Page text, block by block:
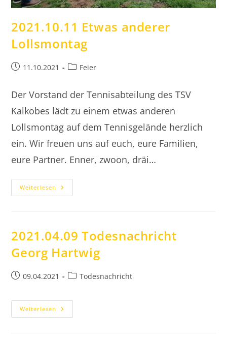
2021.10.11 Etwas anderer
Lollsmontag
Beitrag11.10.2021
Beitrags-
Feier
Der Vorstand der Tennisabteilung des TSV
Kalkobes lädt zu einem etwas anderen
Lollsmontag auf dem Tennisgelände herzlich
ein. Wir freuen uns auf euch, eure Familien,
eure Partner. Enner, zwoon, dräi…
Weiterlesen 2021.10.11
Etwas
2021.04.09 Todesnachricht
Georg Hartwig
Beitrag09.04.2021
Beitrags-
Todesnachricht
Weiterlesen 2021.04.09
Todesnachricht